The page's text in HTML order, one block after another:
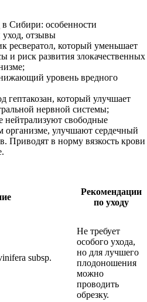
Сибири: особенности
отзывы
ресвератол, который уменьшает
и риск развития злокачественных
уровень вредного
гептакозан, который улучшает
нервной системы;
нейтрализуют свободные
организме, улучшают сердечный
Приводят в норму вязкость крови
Рекомендации
по уходу
subsp.
Не требует
особого ухода,
но для лучшего
плодоношения
можно
проводить
обрезку.